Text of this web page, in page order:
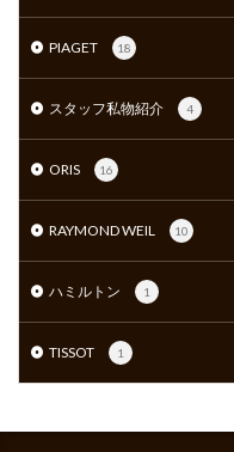
PIAGET 18
スタッフ私物紹介 4
ORIS 16
RAYMOND WEIL 10
ハミルトン 1
TISSOT 1